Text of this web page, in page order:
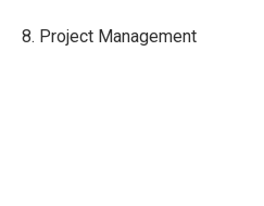
8. Project Management